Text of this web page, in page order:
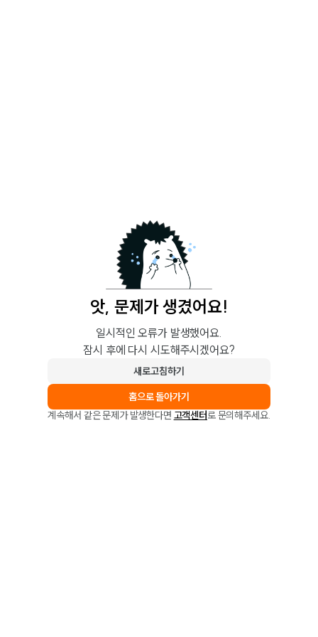
앗, 문제가 생겼어요!
일시적인 오류가 발생했어요.
잠시 후에 다시 시도해주시겠어요?
새로고침하기
홈으로 돌아가기
계속해서 같은 문제가 발생한다면 고객센터로 문의해주세요.